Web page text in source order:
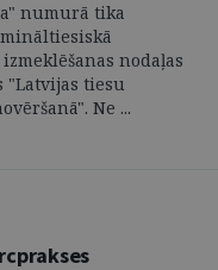
numurā tika
nodaļas
"Latvijas tiesu
Ne ...